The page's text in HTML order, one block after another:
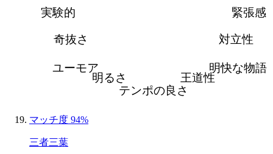
緊張感
対立性
明快な物語
王道性
テンポの良さ
明るさ
ユーモア
奇抜さ
実験的
マッチ度 94%
三者三葉